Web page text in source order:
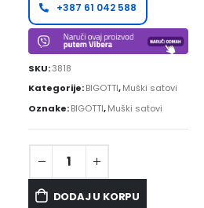
+387 61 042 588
SKU:3818
Kategorije:BIGOTTI,Muški satovi
Oznake:BIGOTTI,Muški satovi
DODAJ U KORPU